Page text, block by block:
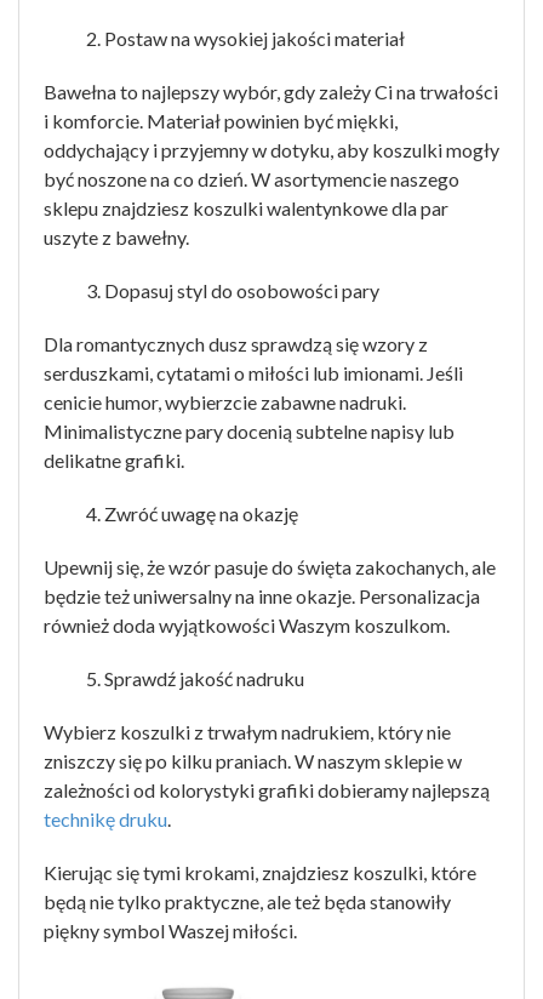
Postaw na wysokiej jakości materiał
Bawełna to najlepszy wybór, gdy zależy Ci na trwałości
i komforcie. Materiał powinien być miękki,
oddychający i przyjemny w dotyku, aby koszulki mogły
być noszone na co dzień. W asortymencie naszego
sklepu znajdziesz koszulki walentynkowe dla par
uszyte z bawełny.
Dopasuj styl do osobowości pary
Dla romantycznych dusz sprawdzą się wzory z
serduszkami, cytatami o miłości lub imionami. Jeśli
cenicie humor, wybierzcie zabawne nadruki.
Minimalistyczne pary docenią subtelne napisy lub
delikatne grafiki.
Zwróć uwagę na okazję
Upewnij się, że wzór pasuje do święta zakochanych, ale
będzie też uniwersalny na inne okazje. Personalizacja
również doda wyjątkowości Waszym koszulkom.
Sprawdź jakość nadruku
Wybierz koszulki z trwałym nadrukiem, który nie
zniszczy się po kilku praniach. W naszym sklepie w
zależności od kolorystyki grafiki dobieramy najlepszą
technikę druku.
Kierując się tymi krokami, znajdziesz koszulki, które
będą nie tylko praktyczne, ale też będa stanowiły
piękny symbol Waszej miłości.